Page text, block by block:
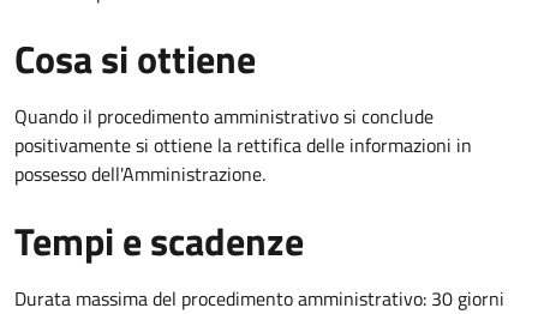
Cosa si ottiene
Quando il procedimento amministrativo si conclude
positivamente si ottiene la rettifica delle informazioni in
possesso dell'Amministrazione.
Tempi e scadenze
Durata massima del procedimento amministrativo: 30 giorni